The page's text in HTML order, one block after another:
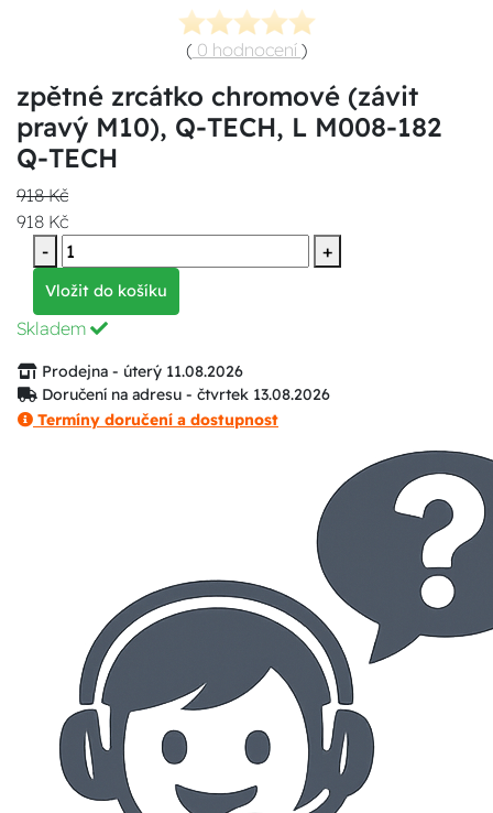
( 0 hodnocení )
zpětné zrcátko chromové (závit
pravý M10), Q-TECH, L M008-182
Q-TECH
918 Kč
918 Kč
-
+
Vložit do košíku
Skladem
Prodejna - úterý 11.08.2026
Doručení na adresu - čtvrtek 13.08.2026
Termíny doručení a dostupnost